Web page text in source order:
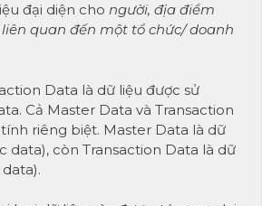
đại diện cho người, địa điểm
quan đến một tổ chức/ doanh
Data là dữ liệu được sử
Cả Master Data và Transaction
riêng biệt. Master Data là dữ
data), còn Transaction Data là dữ